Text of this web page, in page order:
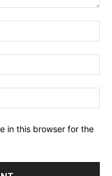
in this browser for the